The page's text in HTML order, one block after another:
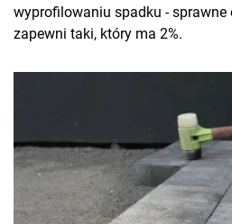
wyprofilowaniu spadku -
zapewni taki, który ma 2%.